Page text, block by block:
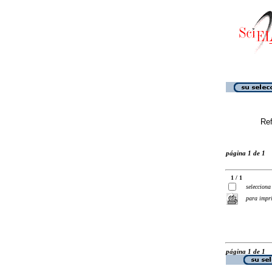
página 1 de 1
1 / 1
selecciona
para
página 1 de 1